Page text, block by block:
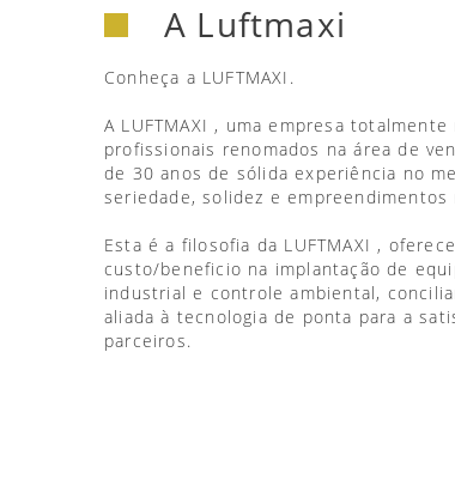
A Luftmaxi
Conheça a LUFTMAXI.
A LUFTMAXI , uma empresa
profissionais renomados na área de
de 30 anos de sólida experiência no
seriedade, solidez e empreendimentos
Esta é a filosofia da LUFTMAXI ,
custo/beneficio na implantação de
industrial e controle ambiental,
aliada à tecnologia de ponta para a
parceiros.